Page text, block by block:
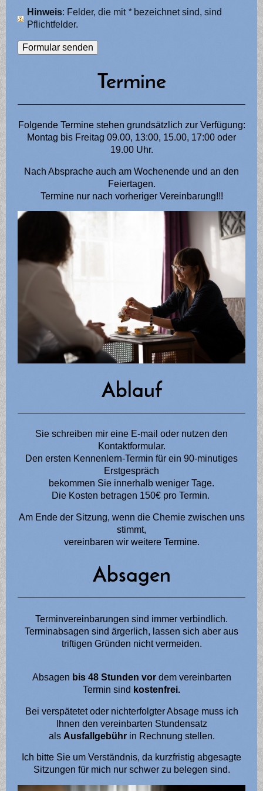
Hinweis : Felder, die mit *bezeichnet sind, sind
Pflichtfelder.
Termine
Folgende Termine stehen grundsätzlich zur Verfügung:
Montag bis Freitag 09.00, 13:00, 15.00, 17:00 oder
19.00 Uhr.
Nach Absprache auch am Wochenende und an den
Feiertagen.
Termine nur nach vorheriger Vereinbarung!!!
Ablauf
Sie schreiben mir eine E-mail oder nutzen den
Kontaktformular.
Den ersten Kennenlern-Termin für ein 90-minutiges
Erstgespräch
bekommen Sie innerhalb weniger Tage.
Die Kosten betragen 150€ pro Termin.
Am Ende der Sitzung, wenn die Chemie zwischen uns
stimmt,
vereinbaren wir weitere Termine.
Absagen
Terminvereinbarungen sind immer verbindlich.
Terminabsagen sind ärgerlich, lassen sich aber aus
triftigen Gründen nicht vermeiden.
Absagen bis 48 Stunden vordem vereinbarten
Termin sind kostenfrei.
Bei verspätetet oder nichterfolgter Absage muss ich
Ihnen den vereinbarten Stundensatz
als Ausfallgebührin Rechnung stellen.
Ich bitte Sie um Verständnis, da kurzfristig abgesagte
Sitzungen für mich nur schwer zu belegen sind.